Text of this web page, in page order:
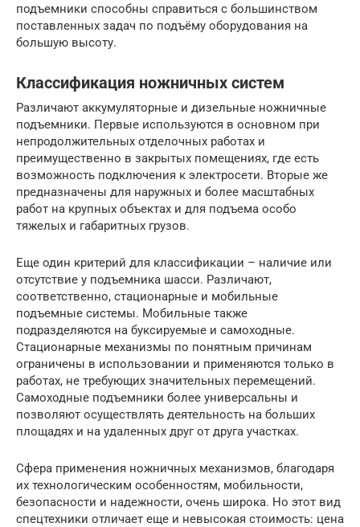
подъемники способны справиться с большинством
поставленных задач по подъёму оборудования на
большую высоту.
Классификация ножничных систем
Различают аккумуляторные и дизельные ножничные
подъемники. Первые используются в основном при
непродолжительных отделочных работах и
преимущественно в закрытых помещениях, где есть
возможность подключения к электросети. Вторые же
предназначены для наружных и более масштабных
работ на крупных объектах и для подъема особо
тяжелых и габаритных грузов.
Еще один критерий для классификации – наличие или
отсутствие у подъемника шасси. Различают,
соответственно, стационарные и мобильные
подъемные системы. Мобильные также
подразделяются на буксируемые и самоходные.
Стационарные механизмы по понятным причинам
ограничены в использовании и применяются только в
работах, не требующих значительных перемещений.
Самоходные подъемники более универсальны и
позволяют осуществлять деятельность на больших
площадях и на удаленных друг от друга участках.
Сфера применения ножничных механизмов, благодаря
их технологическим особенностям, мобильности,
безопасности и надежности, очень широка. Но этот вид
спецтехники отличает еще и невысокая стоимость: цена